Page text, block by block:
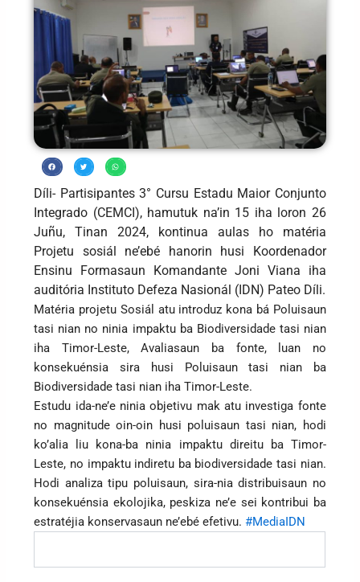
Díli- Partisipantes 3° Cursu Estadu Maior Conjunto
Integrado (CEMCI), hamutuk na’in 15 iha loron 26
Juñu, Tinan 2024, kontinua aulas ho matéria
Projetu sosiál ne’ebé hanorin husi Koordenador
Ensinu Formasaun Komandante Joni Viana iha
auditória Instituto Defeza Nasionál (IDN) Pateo Díli.
Matéria projetu Sosiál atu introduz kona bá Poluisaun
tasi nian no ninia impaktu ba Biodiversidade tasi nian
iha Timor-Leste, Avaliasaun ba fonte, luan no
konsekuénsia sira husi Poluisaun tasi nian ba
Biodiversidade tasi nian iha Timor-Leste.
Estudu ida-ne’e ninia objetivu mak atu investiga fonte
no magnitude oin-oin husi poluisaun tasi nian, hodi
ko’alia liu kona-ba ninia impaktu direitu ba Timor-
Leste, no impaktu indiretu ba biodiversidade tasi nian.
Hodi analiza tipu poluisaun, sira-nia distribuisaun no
konsekuénsia ekolojika, peskiza ne’e sei kontribui ba
estratéjia konservasaun ne’ebé efetivu.#MediaIDN